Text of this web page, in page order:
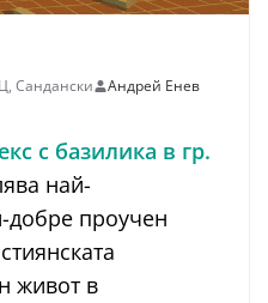
, Сандански
Андрей Енев
с базилика в гр.
най-
добре проучен
живот в